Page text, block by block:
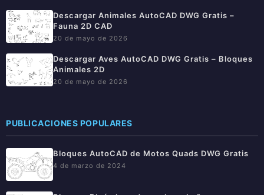
Descargar Animales AutoCAD DWG Gratis –
Fauna 2D CAD
20 de mayo de 2026
Descargar Aves AutoCAD DWG Gratis – Bloques
Animales 2D
20 de mayo de 2026
PUBLICACIONES POPULARES
Bloques AutoCAD de Motos Quads DWG Gratis
4 de marzo de 2024